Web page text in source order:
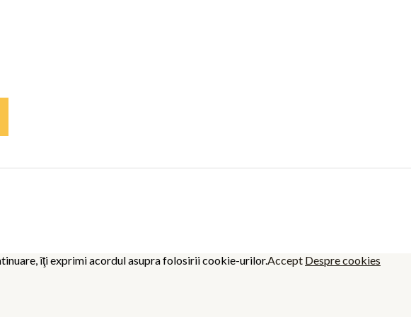
îţi exprimi acordul asupra folosirii cookie-urilor.Accept Despre cookies